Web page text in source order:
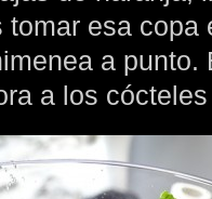
tomar esa copa
a punto.
a los